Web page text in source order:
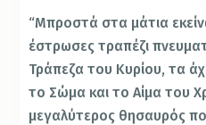
“Μπροστά στα μάτια
έστρωσες τραπέζι
Τράπεζα του Κυρίου, τα
το Σώμα και το Αίμα του
μεγαλύτερος θησαυρός